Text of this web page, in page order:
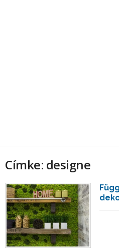
Címke: designe